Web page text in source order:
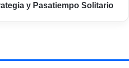
y Pasatiempo Solitario